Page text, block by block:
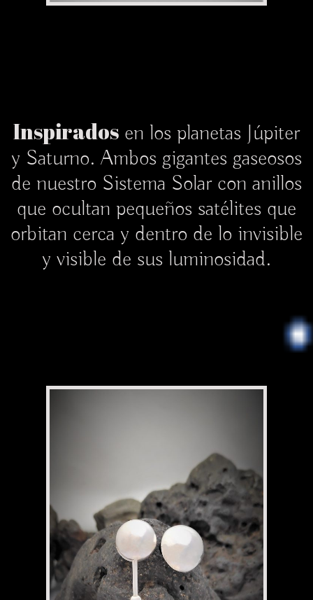
Inspirados en los planetas Júpiter
y Saturno. Ambos gigantes gaseosos
de nuestro Sistema Solar con anillos
que ocultan pequeños satélites que
orbitan cerca y dentro de lo invisible
y visible de sus luminosidad.